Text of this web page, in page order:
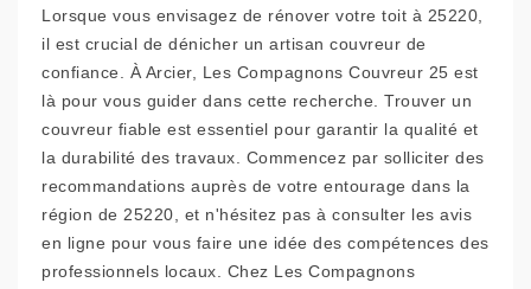
Lorsque vous envisagez de rénover votre toit à 25220,
il est crucial de dénicher un artisan couvreur de
confiance. À Arcier, Les Compagnons Couvreur 25 est
là pour vous guider dans cette recherche. Trouver un
couvreur fiable est essentiel pour garantir la qualité et
la durabilité des travaux. Commencez par solliciter des
recommandations auprès de votre entourage dans la
région de 25220, et n'hésitez pas à consulter les avis
en ligne pour vous faire une idée des compétences des
professionnels locaux. Chez Les Compagnons